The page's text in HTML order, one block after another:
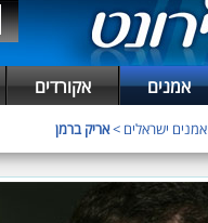
אמנים אקורדים
אמנים ישראלים >אריק ברמן